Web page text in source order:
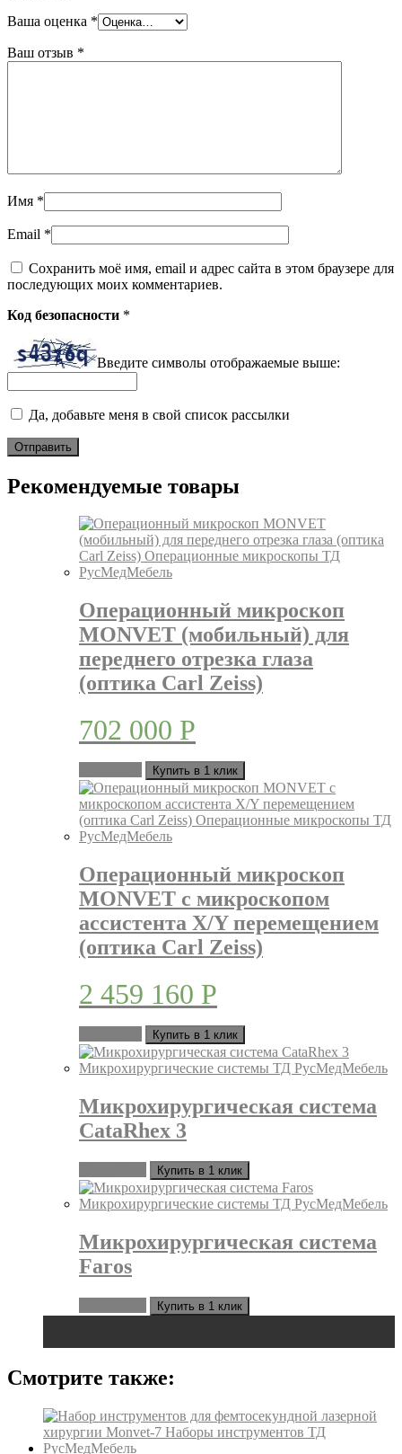
Ваша оценка *
Ваш отзыв *
Имя *
Email *
Сохранить моё имя, email и адрес сайта в этом браузере для
последующих моих комментариев.
Код безопасности *
Введите символы отображаемые выше:
Да, добавьте меня в свой список рассылки
Рекомендуемые товары
Операционный микроскоп
MONVET (мобильный) для
переднего отрезка глаза
(оптика Carl Zeiss)
702 000 Р
Купить в 1 клик
Операционный микроскоп
MONVET с микроскопом
ассистента X/Y перемещением
(оптика Carl Zeiss)
2 459 160 Р
Купить в 1 клик
Микрохирургическая система
CataRhex 3
Купить в 1 клик
Микрохирургическая система
Faros
Купить в 1 клик
Смотрите также: